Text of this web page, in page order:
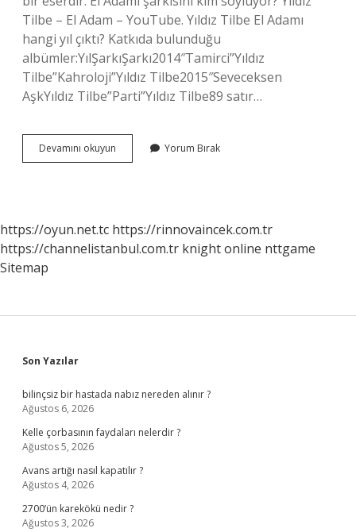
Tilbe – El Adam – YouTube. Yıldız Tilbe El Adamı
hangi yıl çıktı? Katkıda bulunduğu
albümler:YılŞarkıŞarkı2014″Tamirci”Yıldız
Tilbe”Kahroloji”Yıldız Tilbe2015″Seveceksen
AşkYıldız Tilbe”Parti”Yıldız Tilbe89 satır…
Devamını okuyun
Adamı
Yorum Bırak
https://oyun.net.tc https://rinnovaincek.com.tr
https://channelistanbul.com.tr knight online nttgame
Sitemap
Sidebar
Son Yazılar
bilinçsiz bir hastada nabız nereden alınır ?
Ağustos 6, 2026
Kelle çorbasının faydaları nelerdir ?
Ağustos 5, 2026
Avans artığı nasıl kapatılır ?
Ağustos 4, 2026
2700’ün karekökü nedir ?
Ağustos 3, 2026